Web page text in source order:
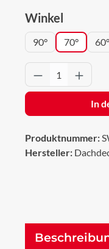
Winkel
90° 70° 60°
Produkt
In
Produktnummer:
Hersteller: